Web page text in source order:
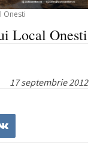
Onesti
Local Onesti
17 septembrie 2012